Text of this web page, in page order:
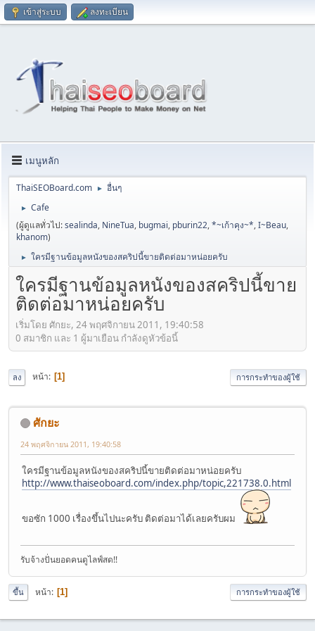
เข้าสู่ระบบ ลงทะเบียน
เมนูหลัก
ThaiSEOBoard.com ► อื่นๆ
►
Cafe
(ผู้ดูแลทั่วไป:sealinda, NineTua, bugmai, pburin22,*~เก้าคุง~*,I~Beau,
khanom)
► ใครมีฐานข้อมูลหนังของสคริปนี้ขายติดต่อมาหน่อยครับ
ใครมีฐานข้อมูลหนังของสคริปนี้ขาย
ติดต่อมาหน่อยครับ
เริ่มโดย ศักยะ, 24 พฤศจิกายน 2011, 19:40:58
0 สมาชิก และ 1 ผู้มาเยือน กำลังดูหัวข้อนี้
ลง หน้า 1 การกระทำของผู้ใช้
ศักยะ
24 พฤศจิกายน 2011, 19:40:58
ใครมีฐานข้อมูลหนังของสคริปนี้ขายติดต่อมาหน่อยครับ
http://www.thaiseoboard.com/index.php/topic,221738.0.html
ขอซัก 1000 เรื่องขึ้นไปนะครับ ติดต่อมาได้เลยครับผม
รับจ้างปั่นยอดคนดูไลฟ์สด!!
ขึ้น หน้า 1 การกระทำของผู้ใช้